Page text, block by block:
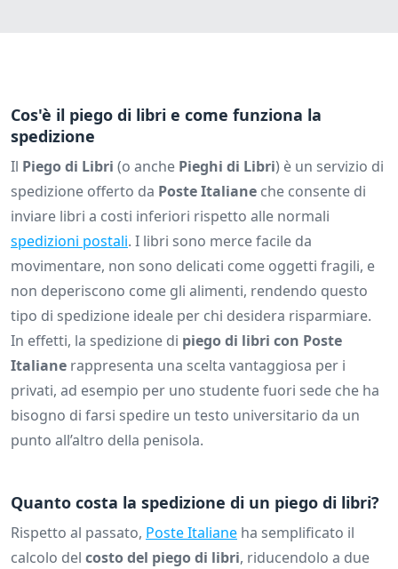
Cos'è il piego di libri e come funziona la
spedizione
Il Piego di Libri (o anche Pieghi di Libri) è un servizio di
spedizione offerto da Poste Italiane che consente di
inviare libri a costi inferiori rispetto alle normali
spedizioni postali. I libri sono merce facile da
movimentare, non sono delicati come oggetti fragili, e
non deperiscono come gli alimenti, rendendo questo
tipo di spedizione ideale per chi desidera risparmiare.
In effetti, la spedizione di piego di libri con Poste
Italiane rappresenta una scelta vantaggiosa per i
privati, ad esempio per uno studente fuori sede che ha
bisogno di farsi spedire un testo universitario da un
punto all’altro della penisola.
Quanto costa la spedizione di un piego di libri?
Rispetto al passato, Poste Italiane ha semplificato il
calcolo del costo del piego di libri, riducendolo a due